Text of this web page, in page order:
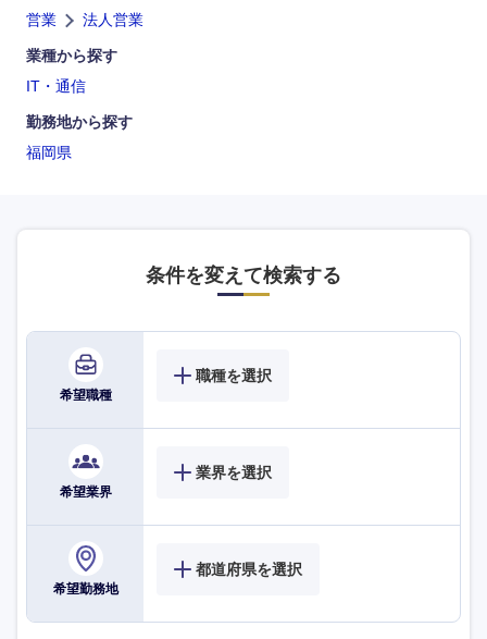
営業
法人営業
業種から探す
IT・通信
勤務地から探す
福岡県
条件を変えて検索する
希望職種
職種を選択
希望業界
業界を選択
希望勤務地
都道府県を選択